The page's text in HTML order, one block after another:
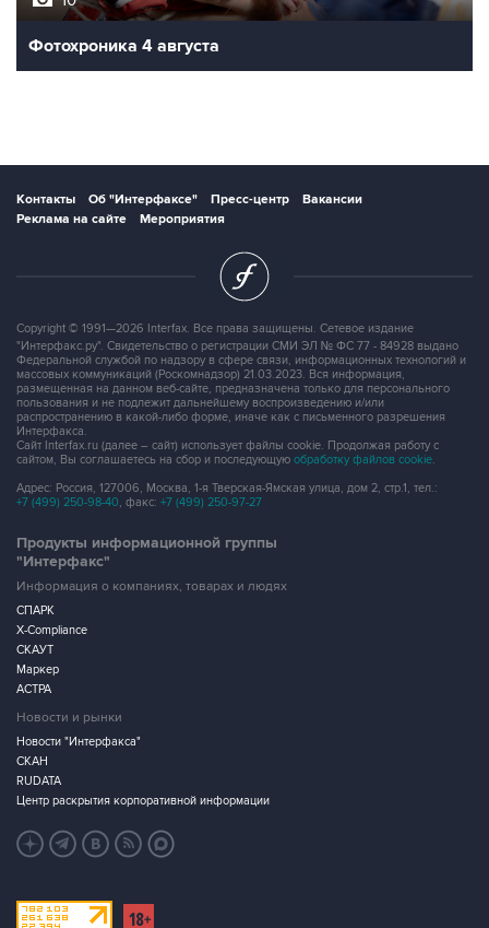
Фотохроника 4 августа
Контакты Об "Интерфаксе" Пресс-центр
Вакансии
Реклама на сайте
Мероприятия
Copyright © 1991—2026 Interfax. Все права защищены. Сетевое издание
"Интерфакс.ру". Свидетельство о регистрации СМИ ЭЛ № ФС 77 - 84928 выдано
Федеральной службой по надзору в сфере связи, информационных технологий и
массовых коммуникаций (Роскомнадзор) 21.03.2023. Вся информация,
размещенная на данном веб-сайте, предназначена только для персонального
пользования и не подлежит дальнейшему воспроизведению и/или
распространению в какой-либо форме, иначе как с письменного разрешения
Интерфакса.
Сайт Interfax.ru (далее – сайт) использует файлы cookie. Продолжая работу с
сайтом, Вы соглашаетесь на сбор и последующую обработку файлов cookie.
Адрес: Россия, 127006, Москва, 1-я Тверская-Ямская улица, дом 2, стр.1, тел.:
+7 (499) 250-98-40, факс: +7 (499) 250-97-27
Продукты информационной группы
"Интерфакс"
Информация о компаниях, товарах и людях
СПАРК
X-Compliance
СКАУТ
Маркер
АСТРА
Новости и рынки
Новости "Интерфакса"
СКАН
RUDATA
Центр раскрытия корпоративной информации